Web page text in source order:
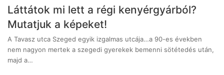
Láttátok mi lett a régi kenyérgyárból?
Mutatjuk a képeket!
A Tavasz utca Szeged egyik izgalmas utcája…a 90-es években
nem nagyon mertek a szegedi gyerekek bemenni sötétedés után,
majd a…